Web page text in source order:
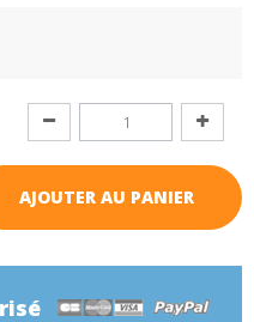
AJOUTER AU PANIER